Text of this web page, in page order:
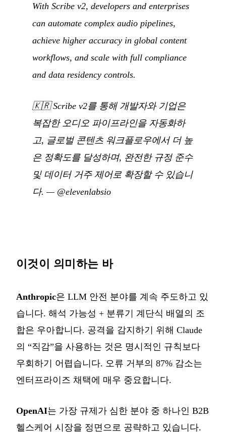
With Scribe v2, developers and enterprises
can automate complex audio pipelines,
achieve higher accuracy in global content
workflows, and scale with full compliance
and data residency controls.
🇰🇷Scribe v2를 통해 개발자와 기업은
복잡한 오디오 파이프라인을 자동화하
고, 글로벌 콘텐츠 워크플로우에서 더 높
은 정확도를 달성하며, 완전한 규정 준수
및 데이터 거주 제어로 확장할 수 있습니
다. — @elevenlabsio
이것이 의미하는 바
Anthropic은 LLM 안전 분야를 계속 주도하고 있
습니다. 해석 가능성 + 분류기 계단식 배열의 조
합은 우아합니다. 공격을 감지하기 위해 Claude
의 “직감”을 사용하는 것은 명시적인 규칙보다
우회하기 어렵습니다. 오류 거부의 87% 감소는
엔터프라이즈 채택에 매우 중요합니다.
OpenAI는 가장 규제가 심한 분야 중 하나인 B2B
헬스케어 시장을 정면으로 공략하고 있습니다.